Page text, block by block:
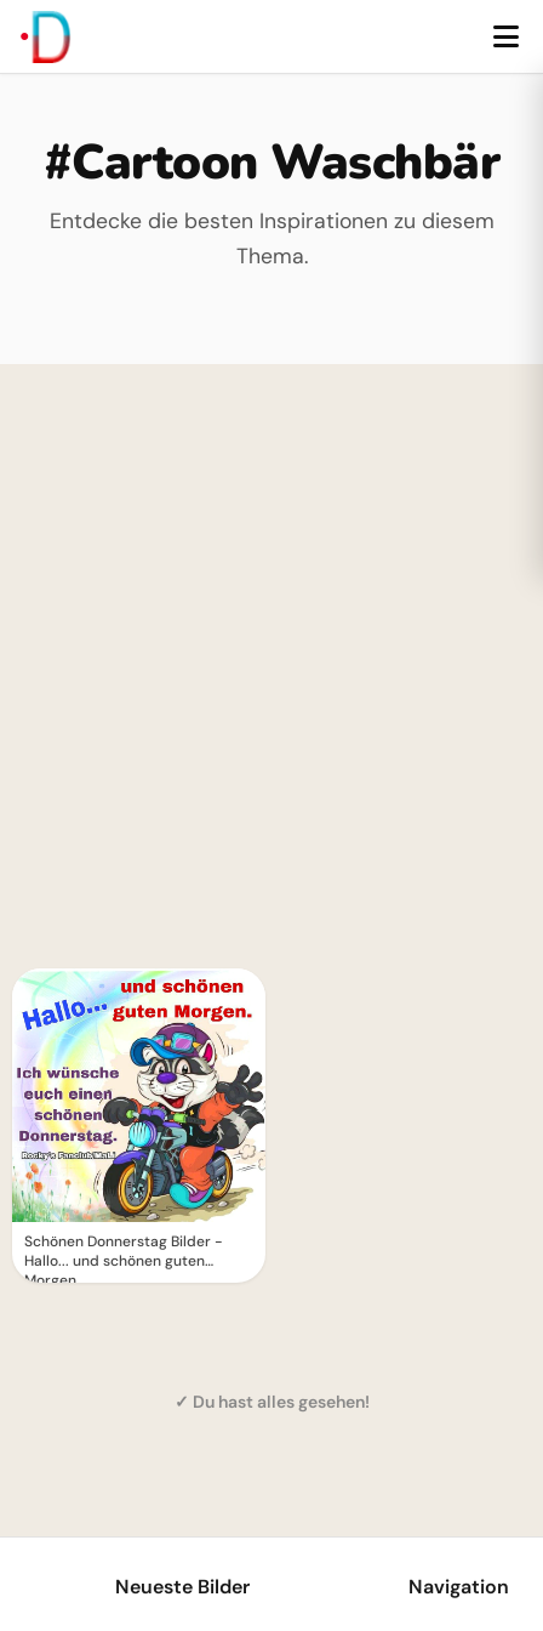
#Cartoon Waschbär
Entdecke die besten Inspirationen zu diesem
Thema.
Schönen Donnerstag Bilder -
Hallo... und schönen guten
Morgen
✓ Du hast alles gesehen!
Neueste Bilder Navigation